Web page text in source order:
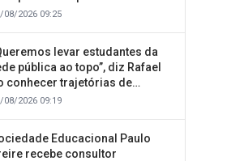
08/2026 09:25
levar estudantes da
pública ao topo”, diz Rafael
conhecer trajetórias de
08/2026 09:19
Educacional Paulo
recebe consultor